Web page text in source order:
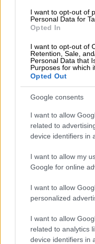
I want to opt-out of
Personal Data for
Opted In
I want to opt-out of
Retention, Sale,
Personal Data that
Purposes for which
Opted Out
Google consents
I want to allow
related to
device identifiers in
I want to allow my
Google for online
I want to allow
personalized
I want to allow
related to analytics
device identifiers in
παρακολουθήσει
θα ετοιμάσει μια
πριν, κατά τη
Θα πρέπει επίσης
κάποια πρόκληση
προς την κερκίδα.
ανοιχτή επίθεση
αντικείμενα από
αξιολογηθούν.
αυτοάμυνα.
φιλάθλους
τους οπαδούς θα
οδηγία
αντιαθλητική
αγώνες). Επίσης
Οδηγία